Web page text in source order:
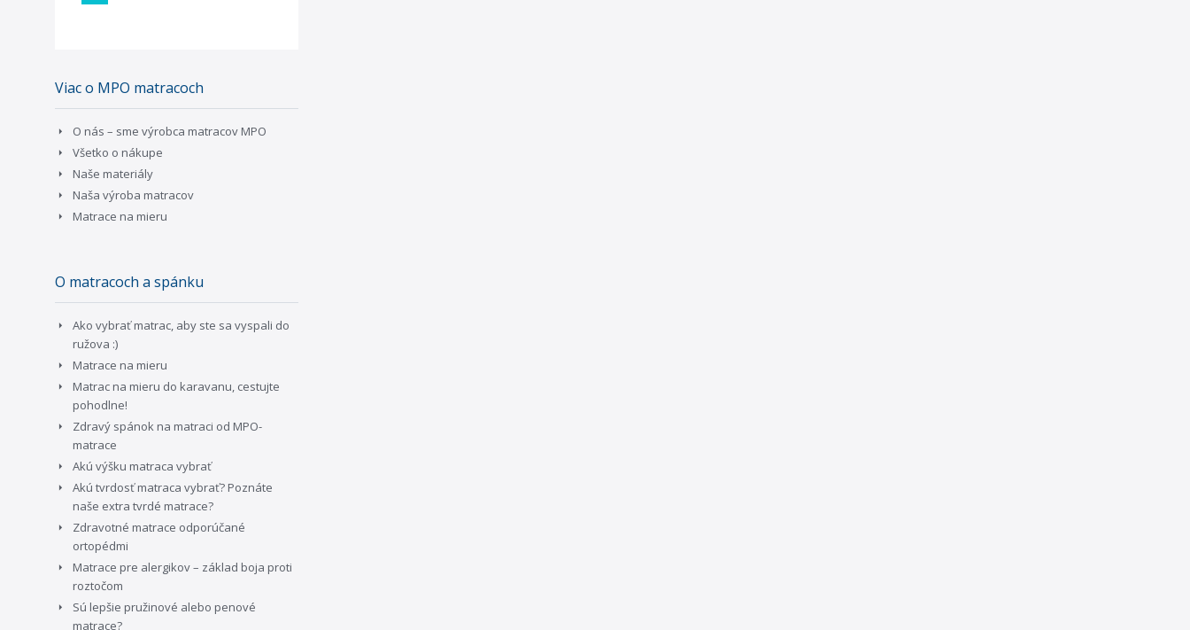
Viac o MPO matracoch
O nás – sme výrobca matracov MPO
Všetko o nákupe
Naše materiály
Naša výroba matracov
Matrace na mieru
O matracoch a spánku
Ako vybrať matrac, aby ste sa vyspali do
ružova :)
Matrace na mieru
Matrac na mieru do karavanu, cestujte
pohodlne!
Zdravý spánok na matraci od MPO-
matrace
Akú výšku matraca vybrať
Akú tvrdosť matraca vybrať? Poznáte
naše extra tvrdé matrace?
Zdravotné matrace odporúčané
ortopédmi
Matrace pre alergikov – základ boja proti
roztočom
Sú lepšie pružinové alebo penové
matrace?